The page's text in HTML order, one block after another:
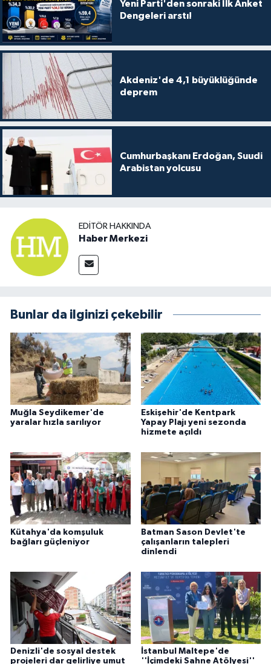
Yeni Parti'den sonraki İlk Anket
Dengeleri arstı!
Akdeniz'de 4,1 büyüklüğünde
deprem
Cumhurbaşkanı Erdoğan, Suudi
Arabistan yolcusu
EDITÖR HAKKINDA
Haber Merkezi
Bunlar da ilginizi çekebilir
Muğla Seydikemer'de
yaralar hızla sarılıyor
Eskişehir'de Kentpark
Yapay Plajı yeni sezonda
hizmete açıldı
Kütahya'da komşuluk
bağları güçleniyor
Batman Sason Devlet'te
çalışanların talepleri
dinlendi
Denizli'de sosyal destek
projeleri dar gelirliye umut
İstanbul Maltepe'de
''İçimdeki Sahne Atölyesi''